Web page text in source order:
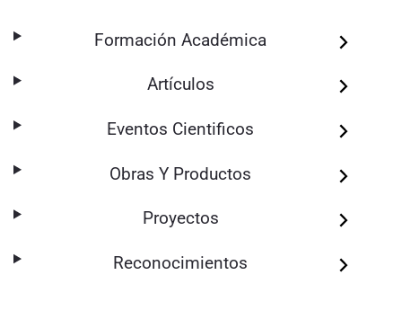
Formación Académica
Artículos
Eventos Cientificos
Obras Y Productos
Proyectos
Reconocimientos